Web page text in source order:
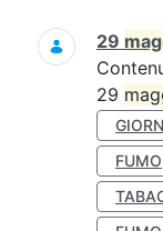
Ricerca
29
29
FUMO